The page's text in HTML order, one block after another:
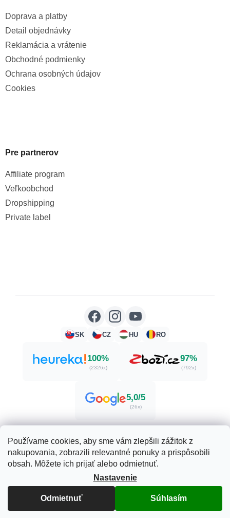
Používame cookies, aby sme vám zlepšili zážitok z
nakupovania, zobrazili relevantné ponuky a prispôsobili
obsah. Môžete ich prijať alebo odmietnuť.
Nastavenie
Odmietnuť Súhlasím
Doprava a platby
Detail objednávky
Reklamácia a vrátenie
Obchodné podmienky
Ochrana osobných údajov
Cookies
Pre partnerov
Affiliate program
Veľkoobchod
Dropshipping
Private label
SK CZ HU RO
100%
(2326x)
97%
(792x)
5,0/5
(26x)
Vytvoril Shoptet
Copyright 2026Herbatica.sk. Všetky práva vyhradené.
Upraviť nastavenie cookies